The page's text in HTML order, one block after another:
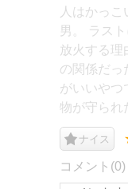
人はかっ
男。 ラス
放火する理
の関係だっ
がいいやつ
物が守られ
ナイス
コメント(0)